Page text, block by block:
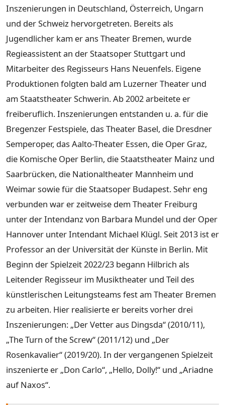
Inszenierungen in Deutschland, Österreich, Ungarn
und der Schweiz hervorgetreten. Bereits als
Jugendlicher kam er ans Theater Bremen, wurde
Regieassistent an der Staatsoper Stuttgart und
Mitarbeiter des Regisseurs Hans Neuenfels. Eigene
Produktionen folgten bald am Luzerner Theater und
am Staatstheater Schwerin. Ab 2002 arbeitete er
freiberuflich. Inszenierungen entstanden u. a. für die
Bregenzer Festspiele, das Theater Basel, die Dresdner
Semperoper, das Aalto-Theater Essen, die Oper Graz,
die Komische Oper Berlin, die Staatstheater Mainz und
Saarbrücken, die Nationaltheater Mannheim und
Weimar sowie für die Staatsoper Budapest. Sehr eng
verbunden war er zeitweise dem Theater Freiburg
unter der Intendanz von Barbara Mundel und der Oper
Hannover unter Intendant Michael Klügl. Seit 2013 ist er
Professor an der Universität der Künste in Berlin. Mit
Beginn der Spielzeit 2022/23 begann Hilbrich als
Leitender Regisseur im Musiktheater und Teil des
künstlerischen Leitungsteams fest am Theater Bremen
zu arbeiten. Hier realisierte er bereits vorher drei
Inszenierungen: „Der Vetter aus Dingsda“ (2010/11),
„The Turn of the Screw“ (2011/12) und „Der
Rosenkavalier“ (2019/20). In der vergangenen Spielzeit
inszenierte er „Don Carlo“, „Hello, Dolly!“ und „Ariadne
auf Naxos“.